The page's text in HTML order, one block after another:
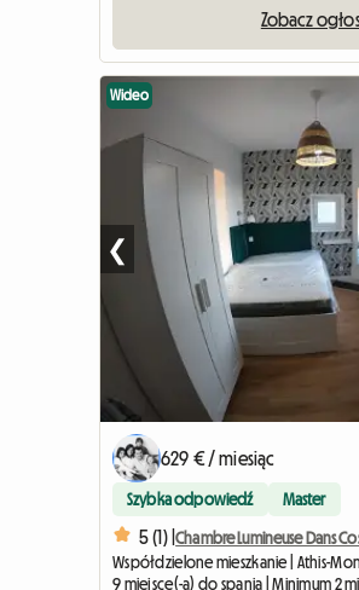
Zobacz
Wideo
❮
629 € / miesiąc
Szybka odpowiedź Master
5 (1) |Chambre Lumineuse Dans
Współdzielone mieszkanie | Athis-
9 miejsce(-a) do spania | Minimum 2